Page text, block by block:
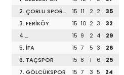
2. ÇORLU SPOR
15 11 2 2
35
3. FERİKÖY
15 10 2 3
32
4.
DİLİSKELESİSPOR
15 9 2 4
29
5. İFA
15 7 5 3
26
6. TAÇSPOR
15 8 1 6
25
7. GÖLCÜKSPOR
15 7 3 5
24